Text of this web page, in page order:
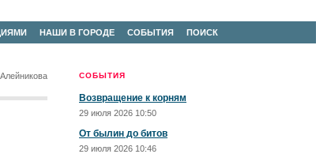
НАШИ В ГОРОДЕ СОБЫТИЯ ПОИСК
СОБЫТИЯ
Возвращение к корням
29 июля 2026 10:50
От былин до битов
29 июля 2026 10:46